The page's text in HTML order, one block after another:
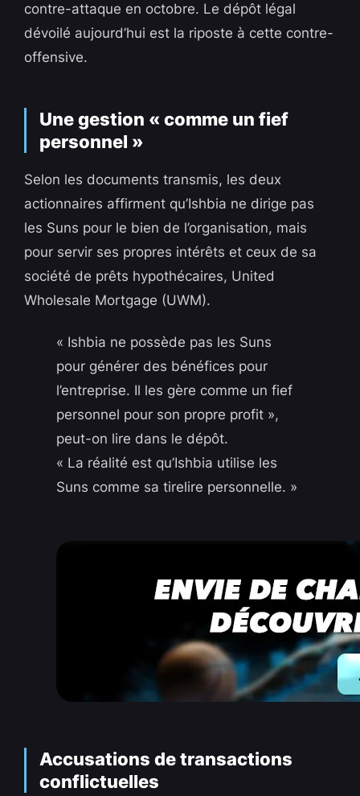
contre-attaque en octobre. Le dépôt légal
dévoilé aujourd’hui est la riposte à cette contre-
offensive.
Une gestion « comme un fief
personnel »
Selon les documents transmis, les deux
actionnaires affirment qu’Ishbia ne dirige pas
les Suns pour le bien de l’organisation, mais
pour servir ses propres intérêts et ceux de sa
société de prêts hypothécaires, United
Wholesale Mortgage (UWM).
« Ishbia ne possède pas les Suns
pour générer des bénéfices pour
l’entreprise. Il les gère comme un fief
personnel pour son propre profit »,
peut-on lire dans le dépôt.
« La réalité est qu’Ishbia utilise les
Suns comme sa tirelire personnelle. »
Accusations de transactions
conflictuelles